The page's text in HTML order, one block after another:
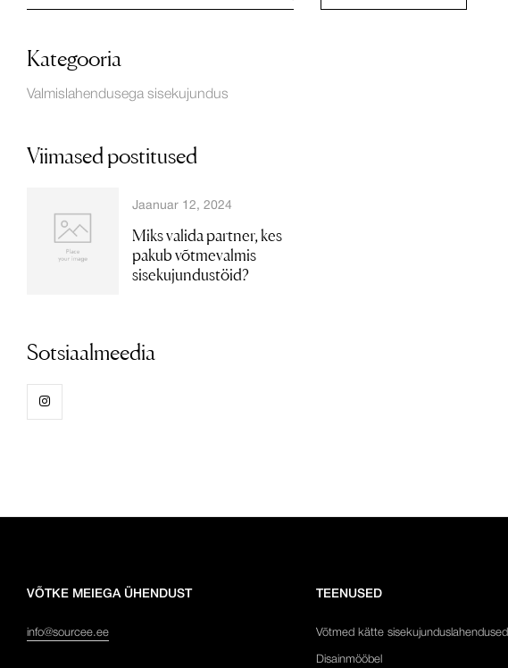
Kategooria
Valmislahendusega sisekujundus
Viimased postitused
Jaanuar 12, 2024
Miks valida partner, kes
pakub võtmevalmis
sisekujundustöid?
Sotsiaalmeedia
VÕTKE MEIEGA ÜHENDUST
info@sourcee.ee
TEENUSED
Võtmed kätte sisekujunduslahendused
Disainmööbel